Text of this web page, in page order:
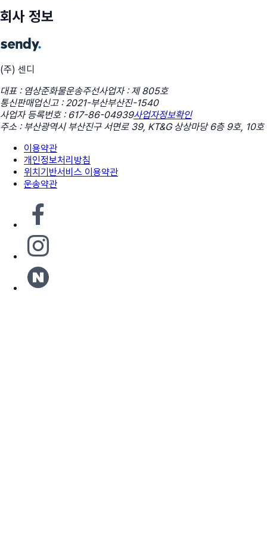
회사 정보
(주) 센디
대표 : 염상준화물운송주선사업자 : 제 805호
통신판매업신고 : 2021-부산부산진-1540
사업자 등록번호 : 617-86-04939사업자정보확인
주소 : 부산광역시 부산진구 서면로 39, KT&G 상상마당 6층 9호, 10호
이용약관
개인정보처리방침
위치기반서비스 이용약관
운송약관